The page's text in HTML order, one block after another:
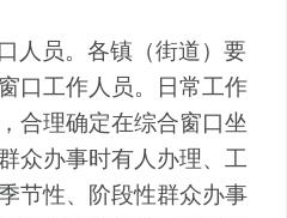
人员。各镇（街道）要
口工作人员。
日常工作
合理确定在综合窗口坐
众办事时有人办理、工
节性、阶段性群众办事